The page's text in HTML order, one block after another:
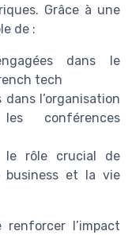
Grâce à une
de :
dans le
tech
l’organisation
les conférences
le rôle crucial de
business et la vie
l’impact